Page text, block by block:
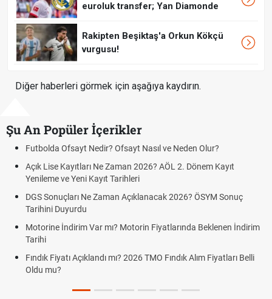
euroluk transfer; Yan Diamonde
Rakipten Beşiktaş'a Orkun Kökçü
vurgusu!
Diğer haberleri görmek için aşağıya kaydırın.
Şu An Popüler İçerikler
Ofsayt Nedir? Ofsayt Nasıl ve Neden Olur?
Kayıtları Ne Zaman 2026? AÖL 2. Dönem Kayıt
ve Yeni Kayıt Tarihleri
Ne Zaman Açıklanacak 2026? ÖSYM Sonuç
Duyurdu
İndirim Var mı? Motorin Fiyatlarında Beklenen İndirim
Açıklandı mı? 2026 TMO Fındık Alım Fiyatları Belli
Graz link